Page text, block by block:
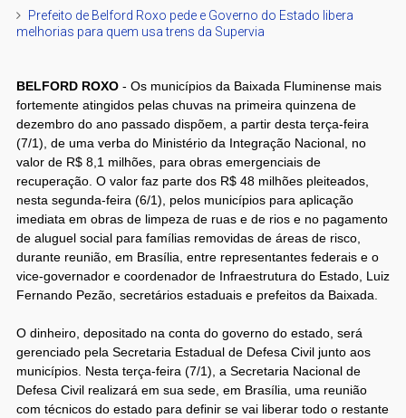
Prefeito de Belford Roxo pede e Governo do Estado libera
melhorias para quem usa trens da Supervia
BELFORD ROXO- Os municípios da Baixada Fluminense mais
fortemente atingidos pelas chuvas na primeira quinzena de
dezembro do ano passado dispõem, a partir desta terça-feira
(7/1), de uma verba do Ministério da Integração Nacional, no
valor de R$ 8,1 milhões, para obras emergenciais de
recuperação. O valor faz parte dos R$ 48 milhões pleiteados,
nesta segunda-feira (6/1), pelos municípios para aplicação
imediata em obras de limpeza de ruas e de rios e no pagamento
de aluguel social para famílias removidas de áreas de risco,
durante reunião, em Brasília, entre representantes federais e o
vice-governador e coordenador de Infraestrutura do Estado, Luiz
Fernando Pezão, secretários estaduais e prefeitos da Baixada.
O dinheiro, depositado na conta do governo do estado, será
gerenciado pela Secretaria Estadual de Defesa Civil junto aos
municípios. Nesta terça-feira (7/1), a Secretaria Nacional de
Defesa Civil realizará em sua sede, em Brasília, uma reunião
com técnicos do estado para definir se vai liberar todo o restante